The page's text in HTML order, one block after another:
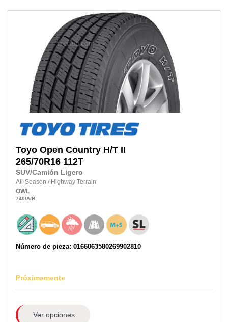
Toyo Open Country H/T II
265/70R16 112T
SUV/Camión Ligero
All-Season / Highway Terrain
OWL
740/A/B
Número de pieza: 0166063580269902810
Próximamente
Ver opciones